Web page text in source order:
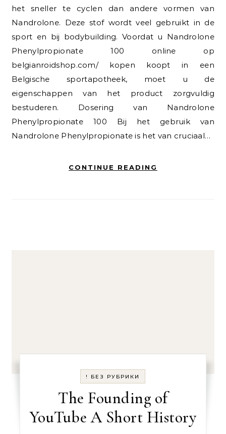
het sneller te cyclen dan andere vormen van
Nandrolone. Deze stof wordt veel gebruikt in de
sport en bij bodybuilding. Voordat u Nandrolone
Phenylpropionate 100 online op
belgianroidshop.com/ kopen koopt in een
Belgische sportapotheek, moet u de
eigenschappen van het product zorgvuldig
bestuderen. Dosering van Nandrolone
Phenylpropionate 100 Bij het gebruik van
Nandrolone Phenylpropionate is het van cruciaal…
CONTINUE READING
! БЕЗ РУБРИКИ
The Founding of
YouTube A Short History